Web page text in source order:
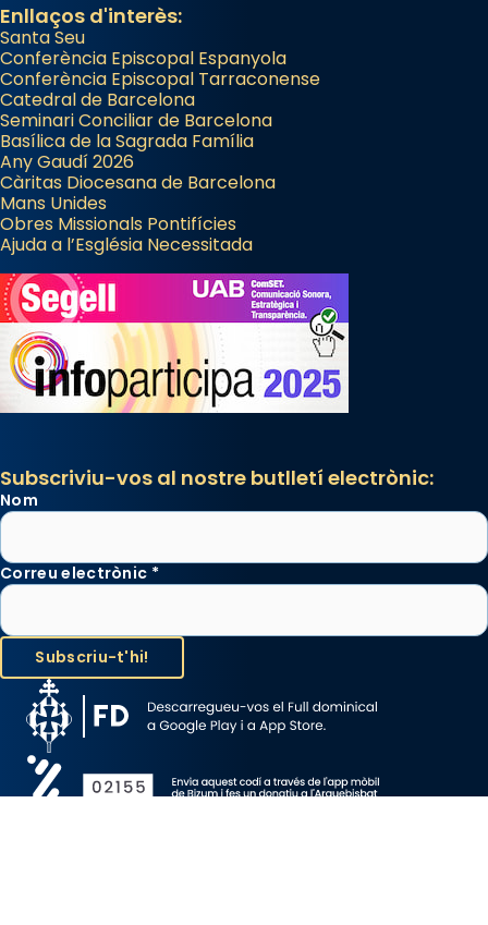
Enllaços d'interès:
Santa Seu
Conferència Episcopal Espanyola
Conferència Episcopal Tarraconense
Catedral de Barcelona
Seminari Conciliar de Barcelona
Basílica de la Sagrada Família
Any Gaudí 2026
Càritas Diocesana de Barcelona
Mans Unides
Obres Missionals Pontifícies
Ajuda a l’Església Necessitada
Subscriviu-vos al nostre butlletí electrònic:
Nom
Correu electrònic *